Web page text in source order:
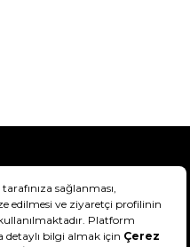
Bilgisi
& Koşullar